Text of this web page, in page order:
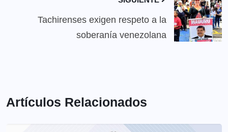
Tachirenses exigen respeto a la
soberanía venezolana
Artículos Relacionados